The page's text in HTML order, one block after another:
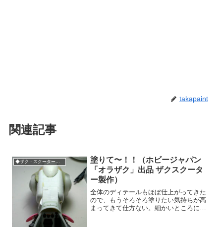
takapaint
関連記事
◆ザク・スクーター製作
塗りて〜！！（ホビージャパン
「オラザク」出品 ザクスクータ
ー製作）
全体のディテールもほぼ仕上がってきた
ので、もうそろそろ塗りたい気持ちが高
まってきて仕方ない。細かいところに気